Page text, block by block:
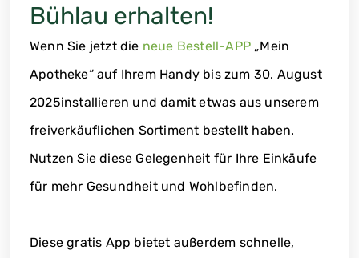
Bühlau erhalten!
Wenn Sie jetzt die neue Bestell-APP „Mein
Apotheke“ auf Ihrem Handy bis zum 30. August
2025installieren und damit etwas aus unserem
freiverkäuflichen Sortiment bestellt haben.
Nutzen Sie diese Gelegenheit für Ihre Einkäufe
für mehr Gesundheit und Wohlbefinden.
Diese gratis App bietet außerdem schnelle,